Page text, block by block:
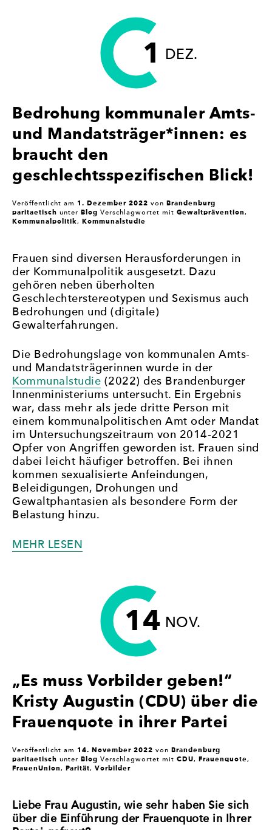
POLITIK!“
1 DEZ.
Bedrohung kommunaler Amts-
und Mandatsträger*innen: es
braucht den
geschlechtsspezifischen Blick!
Veröffentlicht am 1. Dezember 2022 von Brandenburg
paritaetisch unter Blog Verschlagwortet mit Gewaltprävention,
Kommunalpolitik, Kommunalstudie
Frauen sind diversen Herausforderungen in
der Kommunalpolitik ausgesetzt. Dazu
gehören neben überholten
Geschlechterstereotypen und Sexismus auch
Bedrohungen und (digitale)
Gewalterfahrungen.
Die Bedrohungslage von kommunalen Amts-
und Mandatsträgerinnen wurde in der
Kommunalstudie (2022) des Brandenburger
Innenministeriums untersucht. Ein Ergebnis
war, dass mehr als jede dritte Person mit
einem kommunalpolitischen Amt oder Mandat
im Untersuchungszeitraum von 2014-2021
Opfer von Angriffen geworden ist. Frauen sind
dabei leicht häufiger betroffen. Bei ihnen
kommen sexualisierte Anfeindungen,
Beleidigungen, Drohungen und
Gewaltphantasien als besondere Form der
Belastung hinzu.
MEHR LESEN
MANDATSTRÄGER*INNEN:
BRAUCHT
DEN
GESCHLECHTSSPEZIFISCHEN
14 NOV.
„Es muss Vorbilder geben!“
Kristy Augustin (CDU) über die
Frauenquote in ihrer Partei
Veröffentlicht am 14. November 2022 von Brandenburg
paritaetisch unter Blog Verschlagwortet mit CDU, Frauenquote,
FrauenUnion, Parität, Vorbilder
Liebe Frau Augustin, wie sehr haben Sie sich
über die Einführung der Frauenquote in Ihrer